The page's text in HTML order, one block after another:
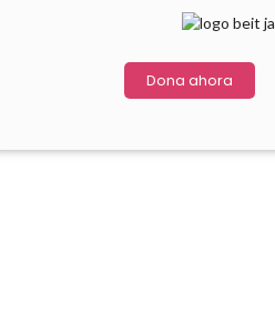
Dona ahora